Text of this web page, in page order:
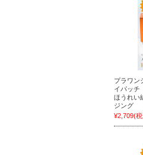
プラワン
イパッ
ほうれ
ジング
¥2,709(